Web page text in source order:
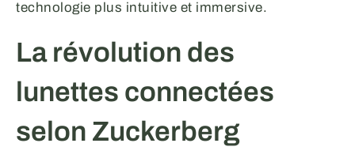
technologie plus intuitive et immersive.
La révolution des
lunettes connectées
selon Zuckerberg